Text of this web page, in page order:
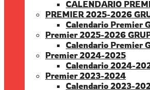
CALENDARIO
PREMIER 2025-2026
Calendario Premier
Premier 2025-2026
Calendario Premier
Premier 2024-2025
Calendario 2024-
Premier 2023-2024
Calendario 2023-